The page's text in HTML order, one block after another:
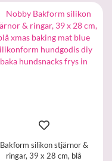
Bakform silikon stjärnor &
ringar, 39 x 28 cm, blå